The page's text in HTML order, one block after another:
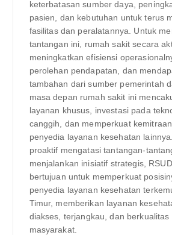
keterbatasan sumber daya,
pasien, dan kebutuhan untuk terus
fasilitas dan peralatannya. Untuk
tantangan ini, rumah sakit secara
meningkatkan efisiensi
perolehan pendapatan, dan
tambahan dari sumber pemerintah
masa depan rumah sakit ini
layanan khusus, investasi pada
canggih, dan memperkuat
penyedia layanan kesehatan
proaktif mengatasi tantangan-
menjalankan inisiatif strategis,
bertujuan untuk memperkuat
penyedia layanan kesehatan
Timur, memberikan layanan
diakses, terjangkau, dan berkualitas
masyarakat.